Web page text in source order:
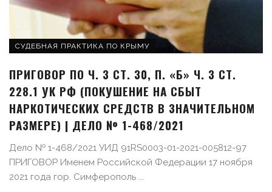
СУДЕБНАЯ ПРАКТИКА ПО КРЫМУ
ПРИГОВОР ПО Ч. 3 СТ. 30, П. «Б» Ч. 3 СТ.
228.1 УК РФ (ПОКУШЕНИЕ НА СБЫТ
НАРКОТИЧЕСКИХ СРЕДСТВ В ЗНАЧИТЕЛЬНОМ
РАЗМЕРЕ) | ДЕЛО № 1-468/2021
Дело № 1-468/2021 УИД 91RS0003-01-2021-005812-97
ПРИГОВОР Именем Российской Федерации 17 ноября
2021 года гор. Симферополь ...